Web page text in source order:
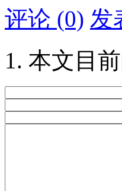
评论 (0) 发
本文目